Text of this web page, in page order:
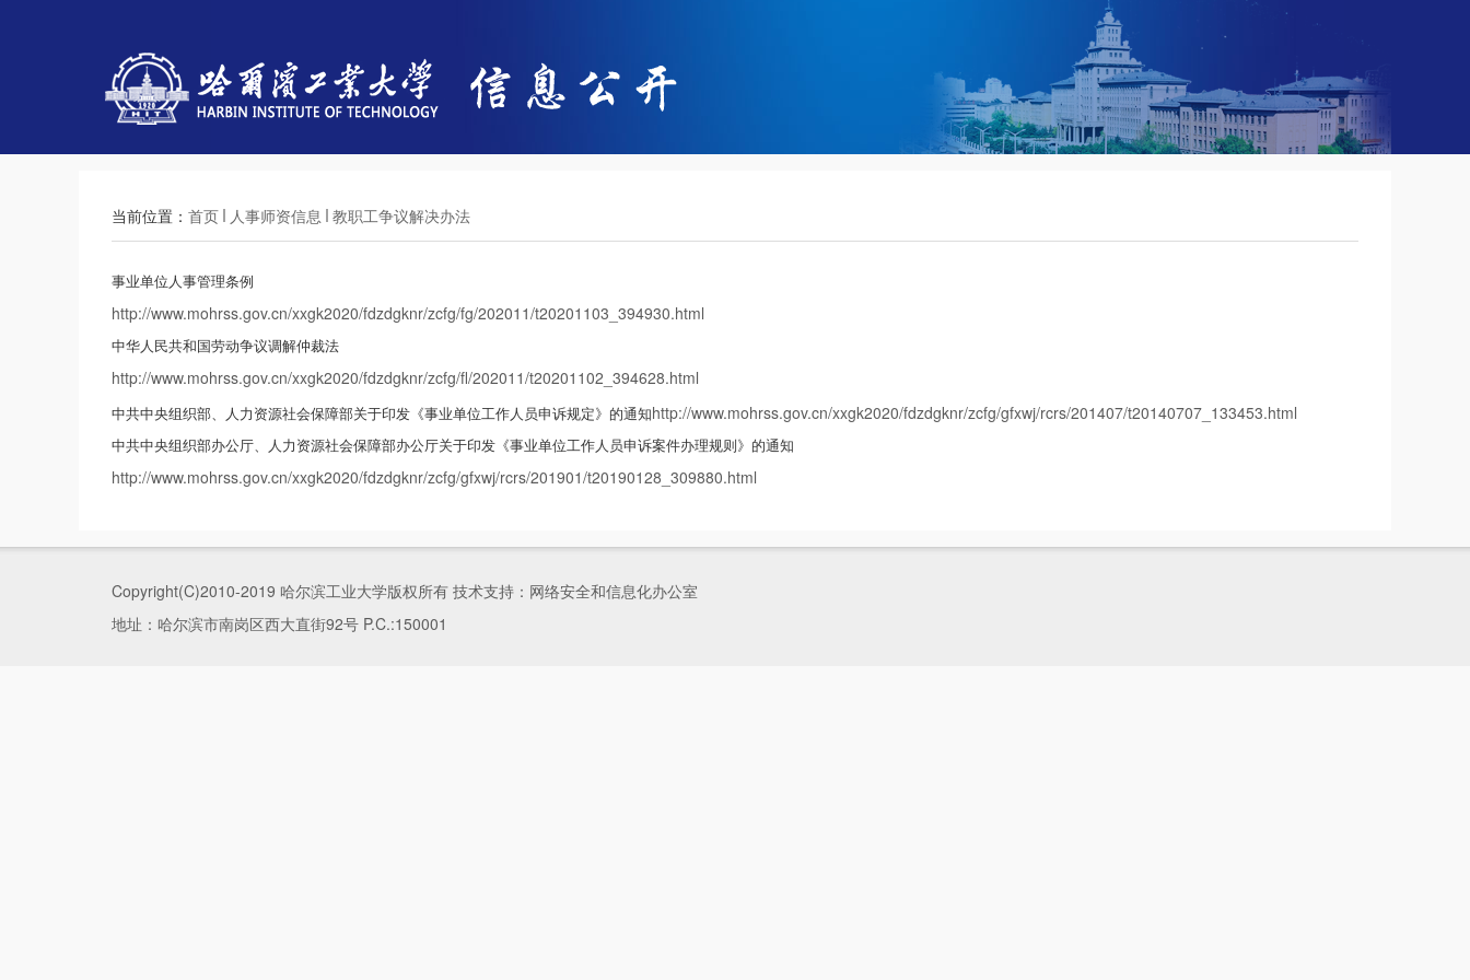
当前位置： 首页 人事师资信息 教职工争议解决办法
事业单位人事管理条例
http://www.mohrss.gov.cn/xxgk2020/fdzdgknr/zcfg/fg/202011/t20201103_394930.html
中华人民共和国劳动争议调解仲裁法
http://www.mohrss.gov.cn/xxgk2020/fdzdgknr/zcfg/fl/202011/t20201102_394628.html
中共中央组织部、人力资源社会保障部关于印发《事业单位工作人员申诉规定》的通知http://www.mohrss.gov.cn/xxgk2020/fdzdgknr/zcfg/gfxwj/rcrs/201407/t20140707_133453.html
中共中央组织部办公厅、人力资源社会保障部办公厅关于印发《事业单位工作人员申诉案件办理规则》的通知
http://www.mohrss.gov.cn/xxgk2020/fdzdgknr/zcfg/gfxwj/rcrs/201901/t20190128_309880.html
Copyright(C)2010-2019 哈尔滨工业大学版权所有 技术支持：网络安全和信息化办公室
地址：哈尔滨市南岗区西大直街92号 P.C.:150001